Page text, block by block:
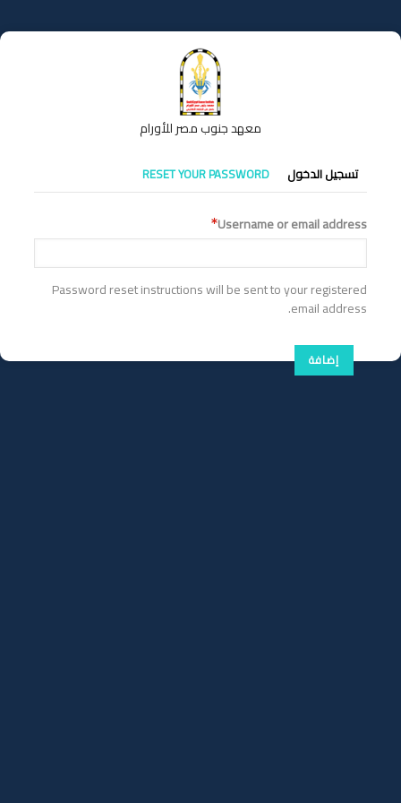
إلى
المحتوى
معهد جنوب مصر للأورام
التبويبات
الأساسية
تسجيل الدخول RESET YOUR PASSWORD
Username or email address
Password reset instructions will be sent to your registered
email address.